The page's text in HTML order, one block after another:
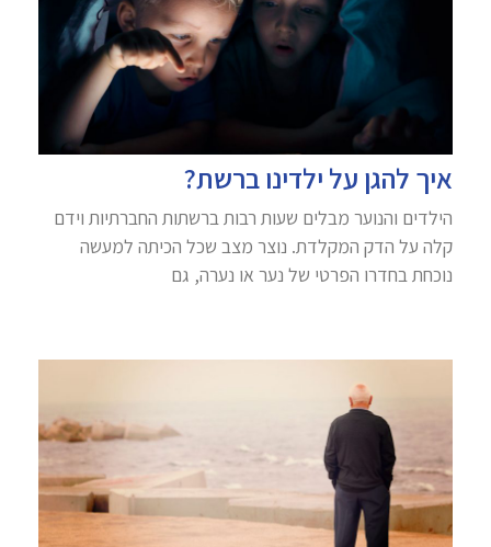
איך להגן על ילדינו ברשת?
הילדים והנוער מבלים שעות רבות ברשתות החברתיות וידם
קלה על הדק המקלדת. נוצר מצב שכל הכיתה למעשה
נוכחת בחדרו הפרטי של נער או נערה, גם